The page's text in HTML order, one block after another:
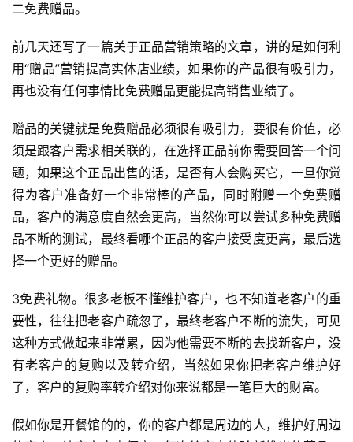
二免费赠品。
前几天还写了一篇关于正品营销策略的文章，讲的是如何利
用“赠品”营销提高实体店业绩，如果你的产品很有吸引力，
再也没有任何事情比免费赠品更能提高销售业绩了。
赠品的关键就是免费赠品必须很有吸引力，要很有价值，必
须是跟客户需求相关联的，在选择正品前你需要回答一个问
题，如果这个正品出售的话，是否有人会购买它，一旦你觉
得为客户准备好一个非常棒的产品，同时附赠一个免费赠
品，客户的满意度自然会更高，当然你可以尝试多种免费赠
品不断的测试，最终看哪个正品的客户接受度更高，最后选
择一个更好的赠品。
3免费礼物。很多老板不懂维护客户，也不知道老客户的重
要性，往往把老客户疏忽了，最终老客户不断的流失，可见
这种方式做起来非常累，因为他需要不断的去找新客户，没
有老客户的复购以及转介绍，当然如果你把老客户维护好
了，客户的复购率转介绍对你来说都是一笔巨大的财富。
假如你是开餐馆的的，你的客户都是周边的人，维护好周边